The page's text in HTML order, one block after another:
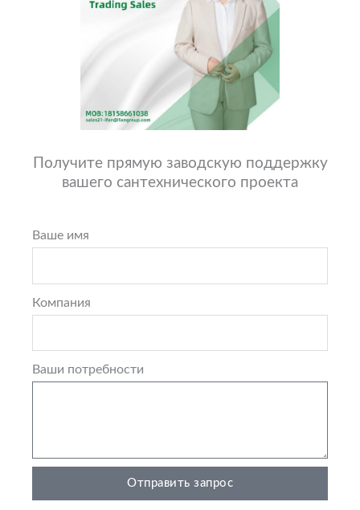
Получите прямую заводскую поддержку
вашего сантехнического проекта
Ваше имя
Компания
Ваши потребности
Отправить запрос